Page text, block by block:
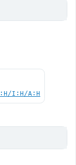
I:H/A:H